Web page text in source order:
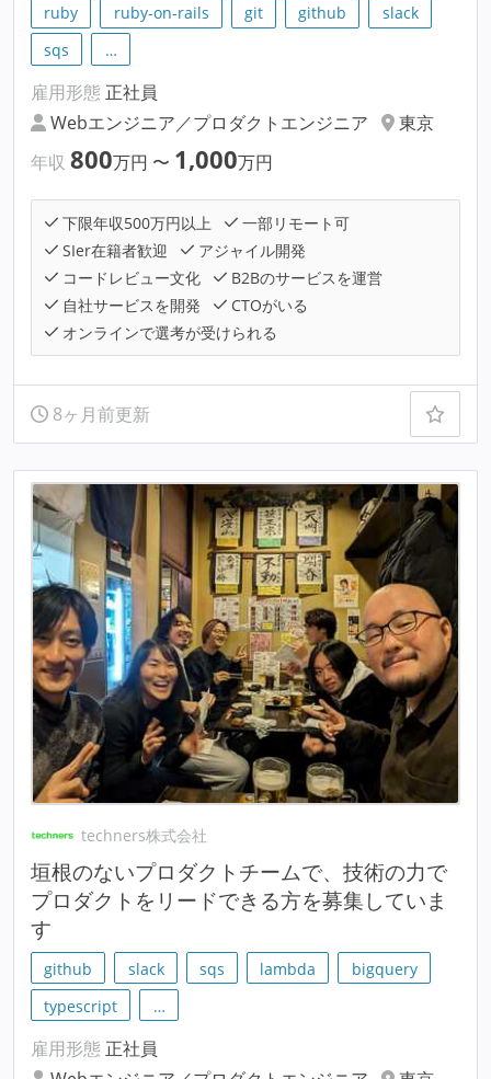
ruby ruby-on-rails git github
slack
sqs
…
雇用形態 正社員
Webエンジニア／プロダクトエンジニア
東京
年収 800万円 〜 1,000万円
下限年収500万円以上
一部リモート可
SIer在籍者歓迎
アジャイル開発
コードレビュー文化
B2Bのサービスを運営
自社サービスを開発
CTOがいる
オンラインで選考が受けられる
8ヶ月前更新
techners株式会社
垣根のないプロダクトチームで、技術の力で
プロダクトをリードできる方を募集していま
す
github slack sqs lambda
bigquery
typescript
…
雇用形態 正社員